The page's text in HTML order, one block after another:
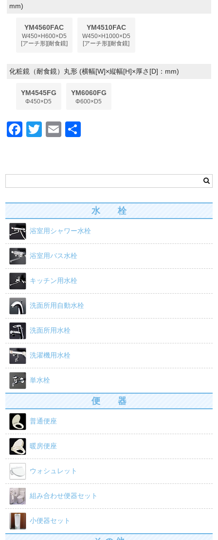
mm)
YM4560FAC
W450×H600×D5
[アーチ形][耐食鏡]
YM4510FAC
W450×H1000×D5
[アーチ形][耐食鏡]
化粧鏡（耐食鏡）丸形 (横幅[W]×縦幅[H]×厚さ[D]：mm)
YM4545FG
Φ450×D5
YM6060FG
Φ600×D5
F
e
b
o
o
k
T
er
E
水 栓
浴室用シャワー水栓
浴室用バス水栓
キッチン用水栓
洗面所用自動水栓
洗面所用水栓
洗濯機用水栓
単水栓
便 器
普通便座
暖房便座
ウォシュレット
組み合わせ便器セット
小便器セット